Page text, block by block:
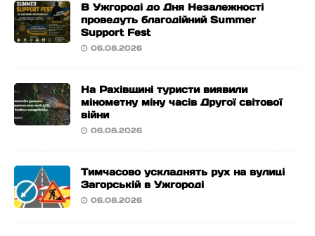
В Ужгороді до Дня Незалежності
проведуть благодійний Summer
Support Fest
06.08.2026
На Рахівщині туристи виявили
мінометну міну часів Другої світової
війни
06.08.2026
Тимчасово ускладнять рух на вулиці
Загорській в Ужгороді
06.08.2026